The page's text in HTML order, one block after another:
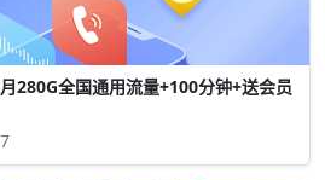
280G全国通用流量+100分钟+送会员